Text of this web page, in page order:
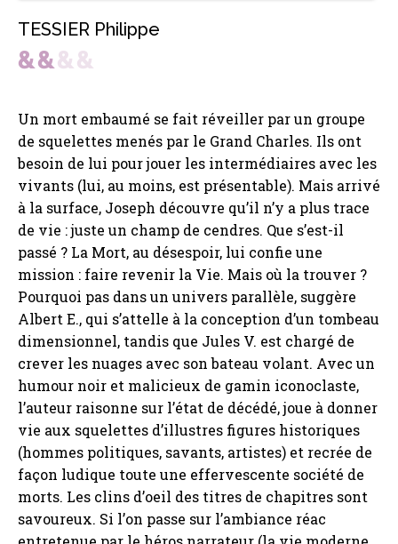
TESSIER Philippe
Un mort embaumé se fait réveiller par un groupe
de squelettes menés par le Grand Charles. Ils ont
besoin de lui pour jouer les intermédiaires avec les
vivants (lui, au moins, est présentable). Mais arrivé
à la surface, Joseph découvre qu’il n’y a plus trace
de vie : juste un champ de cendres. Que s’est-il
passé ? La Mort, au désespoir, lui confie une
mission : faire revenir la Vie. Mais où la trouver ?
Pourquoi pas dans un univers parallèle, suggère
Albert E., qui s’attelle à la conception d’un tombeau
dimensionnel, tandis que Jules V. est chargé de
crever les nuages avec son bateau volant. Avec un
humour noir et malicieux de gamin iconoclaste,
l’auteur raisonne sur l’état de décédé, joue à donner
vie aux squelettes d’illustres figures historiques
(hommes politiques, savants, artistes) et recrée de
façon ludique toute une effervescente société de
morts. Les clins d’oeil des titres de chapitres sont
savoureux. Si l’on passe sur l’ambiance réac